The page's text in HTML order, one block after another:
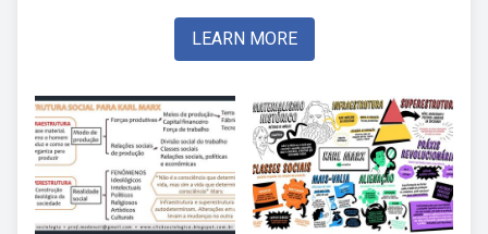
LEARN MORE